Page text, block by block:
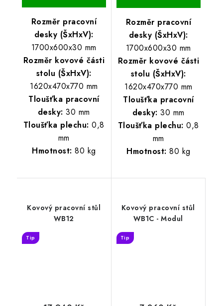
Rozměr pracovní
desky (ŠxHxV):
1700x600x30 mm
Rozměr kovové části
stolu (ŠxHxV):
1620x470x770 mm
Tloušťka pracovní
desky: 30 mm
Tloušťka plechu: 0,8
mm
Hmotnost: 80 kg
Rozměr pracovní
desky (ŠxHxV):
1700x600x30 mm
Rozměr kovové části
stolu (ŠxHxV):
1620x470x770 mm
Tloušťka pracovní
desky: 30 mm
Tloušťka plechu: 0,8
mm
Hmotnost: 80 kg
Kovový pracovní stůl
WB12
Tip
Kovový pracovní stůl
WB1C - Modul
Tip